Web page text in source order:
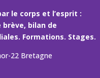
le corps et l’esprit :
brève, bilan de
Formations. Stages.
22 Bretagne